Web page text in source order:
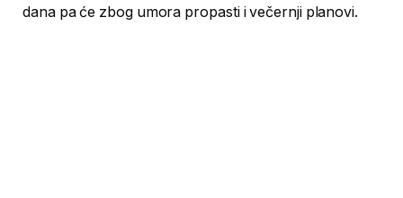
dana pa će zbog umora propasti i večernji planovi.